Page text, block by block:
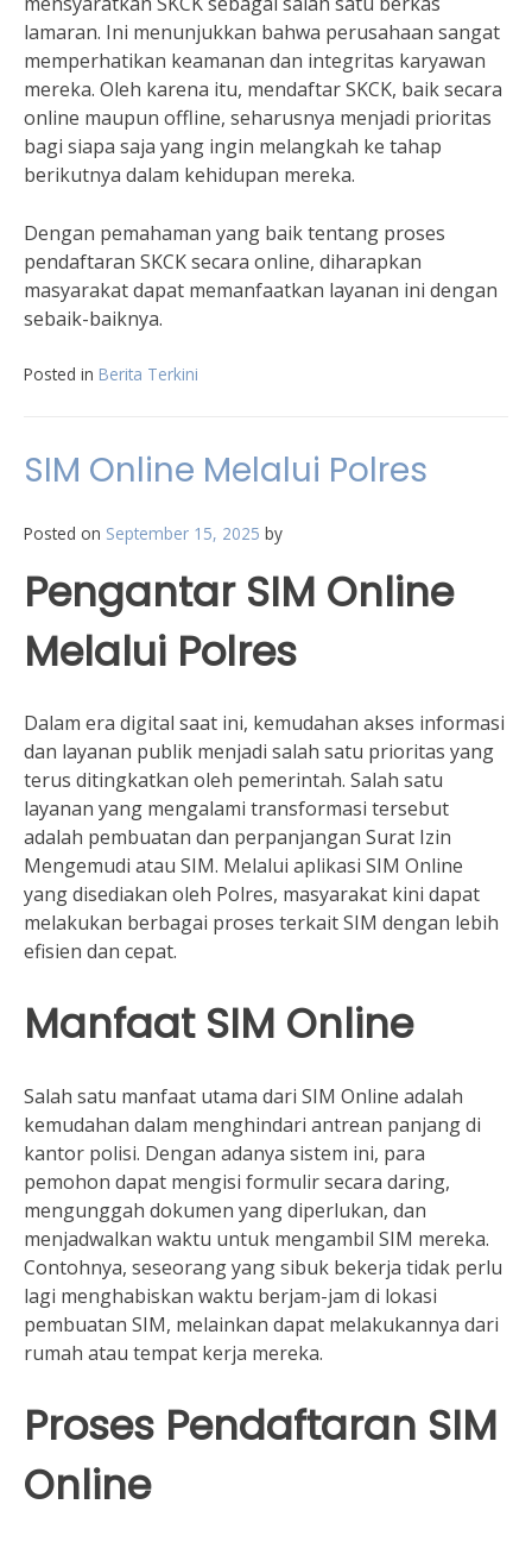
lamaran. Ini menunjukkan bahwa perusahaan sangat
memperhatikan keamanan dan integritas karyawan
mereka. Oleh karena itu, mendaftar SKCK, baik secara
online maupun offline, seharusnya menjadi prioritas
bagi siapa saja yang ingin melangkah ke tahap
berikutnya dalam kehidupan mereka.
Dengan pemahaman yang baik tentang proses
pendaftaran SKCK secara online, diharapkan
masyarakat dapat memanfaatkan layanan ini dengan
sebaik-baiknya.
Posted in Berita Terkini
SIM Online Melalui Polres
Posted on September 15, 2025 by
Pengantar SIM Online
Melalui Polres
Dalam era digital saat ini, kemudahan akses informasi
dan layanan publik menjadi salah satu prioritas yang
terus ditingkatkan oleh pemerintah. Salah satu
layanan yang mengalami transformasi tersebut
adalah pembuatan dan perpanjangan Surat Izin
Mengemudi atau SIM. Melalui aplikasi SIM Online
yang disediakan oleh Polres, masyarakat kini dapat
melakukan berbagai proses terkait SIM dengan lebih
efisien dan cepat.
Manfaat SIM Online
Salah satu manfaat utama dari SIM Online adalah
kemudahan dalam menghindari antrean panjang di
kantor polisi. Dengan adanya sistem ini, para
pemohon dapat mengisi formulir secara daring,
mengunggah dokumen yang diperlukan, dan
menjadwalkan waktu untuk mengambil SIM mereka.
Contohnya, seseorang yang sibuk bekerja tidak perlu
lagi menghabiskan waktu berjam-jam di lokasi
pembuatan SIM, melainkan dapat melakukannya dari
rumah atau tempat kerja mereka.
Proses Pendaftaran SIM
Online